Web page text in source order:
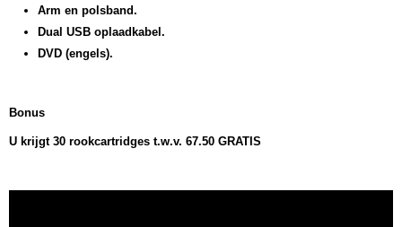
Arm en polsband.
Dual USB oplaadkabel.
DVD (engels).
Bonus
U krijgt 30 rookcartridges t.w.v. 67.50 GRATIS